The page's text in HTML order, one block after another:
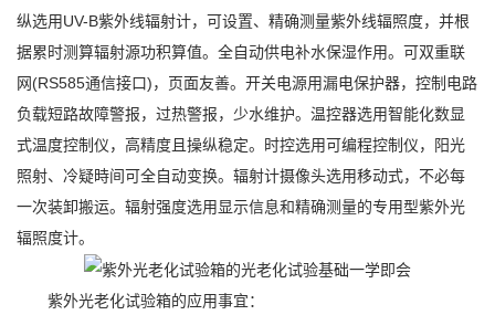
纵选用UV-B紫外线辐射计，可设置、精确测量紫外线辐照度，并根
据累时测算辐射源功积算值。全自动供电补水保湿作用。可双重联
网(RS585通信接口)，页面友善。开关电源用漏电保护器，控制电路
负载短路故障警报，过热警报，少水维护。温控器选用智能化数显
式温度控制仪，高精度且操纵稳定。时控选用可编程控制仪，阳光
照射、冷疑時间可全自动变换。辐射计摄像头选用移动式，不必每
一次装卸搬运。辐射强度选用显示信息和精确测量的专用型紫外光
辐照度计。
紫外光老化试验箱的应用事宜：